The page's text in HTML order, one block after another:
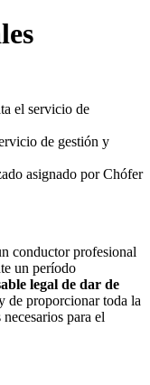
el servicio de
de gestión y
asignado por Chófer
conductor profesional
un período
legal de dar de
de proporcionar toda la
para el